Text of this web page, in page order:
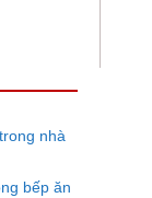
nhà
bếp ăn